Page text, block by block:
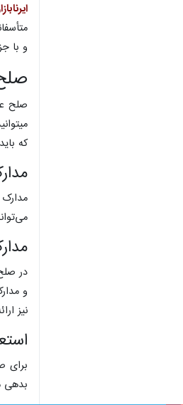
و با
صلح
که
در
و
نیز
برای
بدهی